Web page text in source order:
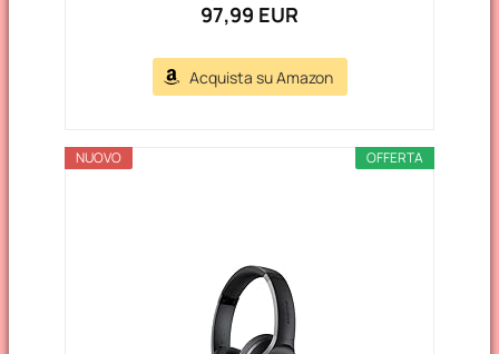
97,99 EUR
Acquista su Amazon
OFFERTA
NUOVO